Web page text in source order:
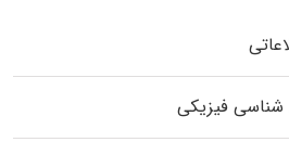
شناسی فیزیکی